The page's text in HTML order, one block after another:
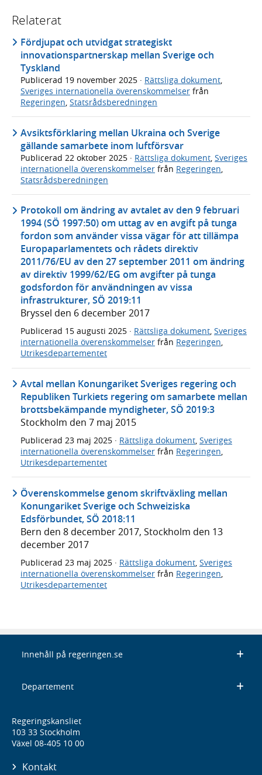
Relaterat
Fördjupat och utvidgat strategiskt
innovationspartnerskap mellan Sverige och
Tyskland
Publicerad 19 november 2025 · Rättsliga dokument,
Sveriges internationella överenskommelser från
Regeringen, Statsrådsberedningen
Avsiktsförklaring mellan Ukraina och Sverige
gällande samarbete inom luftförsvar
Publicerad 22 oktober 2025 · Rättsliga dokument Sveriges
internationella överenskommelser från Regeringen
Statsrådsberedningen
Protokoll om ändring av avtalet av den 9 februari
1994 (SÖ 1997:50) om uttag av en avgift på tunga
fordon som använder vissa vägar för att tillämpa
Europaparlamentets och rådets direktiv
2011/76/EU av den 27 september 2011 om ändring
av direktiv 1999/62/EG om avgifter på tunga
godsfordon för användningen av vissa
infrastrukturer, SÖ 2019:11
Bryssel den 6 december 2017
Publicerad 15 augusti 2025 · Rättsliga dokument, Sveriges
internationella överenskommelser från Regeringen,
Utrikesdepartementet
Avtal mellan Konungariket Sveriges regering och
Republiken Turkiets regering om samarbete mellan
brottsbekämpande myndigheter, SÖ 2019:3
Stockholm den 7 maj 2015
Publicerad 23 maj 2025 · Rättsliga dokument, Sveriges
internationella överenskommelser från Regeringen,
Utrikesdepartementet
Överenskommelse genom skriftväxling mellan
Konungariket Sverige och Schweiziska
Edsförbundet, SÖ 2018:11
Bern den 8 december 2017, Stockholm den 13
december 2017
Publicerad 23 maj 2025 · Rättsliga dokument Sveriges
internationella överenskommelser från Regeringen
Utrikesdepartementet
Innehåll på regeringen.se
Departement
Regeringskansliet
103 33 Stockholm
Växel 08-405 10 00
Kontakt